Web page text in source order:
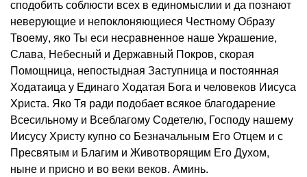
сподобить соблюсти всех в единомыслии и да познают
неверующие и непоклоняющиеся Честному Образу
Твоему, яко Ты еси несравненное наше Украшение,
Слава, Небесный и Державный Покров, скорая
Помощница, непостыдная Заступница и постоянная
Ходатаица у Единаго Ходатая Бога и человеков Иисуса
Христа. Яко Тя ради подобает всякое благодарение
Всесильному и Всеблагому Содетелю, Господу нашему
Иисусу Христу купно со Безначальным Его Отцем и с
Пресвятым и Благим и Животворящим Его Духом,
ныне и присно и во веки веков. Аминь.